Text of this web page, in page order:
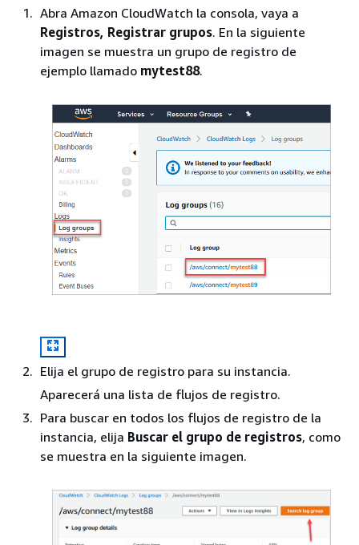
Abra Amazon CloudWatch la consola, vaya a
Registros, Registrar grupos. En la siguiente
imagen se muestra un grupo de registro de
ejemplo llamado mytest88.
Elija el grupo de registro para su instancia.
Aparecerá una lista de flujos de registro.
Para buscar en todos los flujos de registro de la
instancia, elija Buscar el grupo de registros, como
se muestra en la siguiente imagen.